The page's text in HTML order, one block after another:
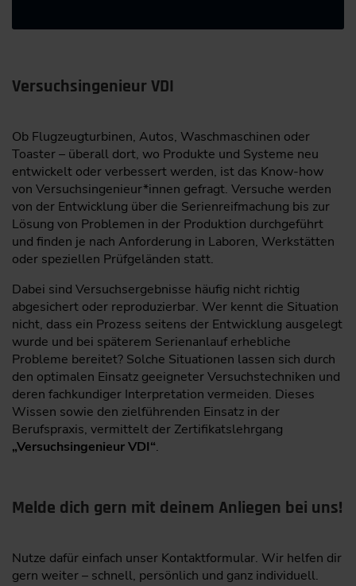
Versuchsingenieur VDI
Ob Flugzeugturbinen, Autos, Waschmaschinen oder
Toaster – überall dort, wo Produkte und Systeme neu
entwickelt oder verbessert werden, ist das Know-how
von Versuchsingenieur*innen gefragt. Versuche werden
von der Entwicklung über die Serienreifmachung bis zur
Lösung von Problemen in der Produktion durchgeführt
und finden je nach Anforderung in Laboren, Werkstätten
oder speziellen Prüfgeländen statt.
Dabei sind Versuchsergebnisse häufig nicht richtig
abgesichert oder reproduzierbar. Wer kennt die Situation
nicht, dass ein Prozess seitens der Entwicklung ausgelegt
wurde und bei späterem Serienanlauf erhebliche
Probleme bereitet? Solche Situationen lassen sich durch
den optimalen Einsatz geeigneter Versuchstechniken und
deren fachkundiger Interpretation vermeiden. Dieses
Wissen sowie den zielführenden Einsatz in der
Berufspraxis, vermittelt der Zertifikatslehrgang
„Versuchsingenieur VDI“.
Melde dich gern mit deinem Anliegen bei uns!
Nutze dafür einfach unser Kontaktformular. Wir helfen dir
gern weiter – schnell, persönlich und ganz individuell.